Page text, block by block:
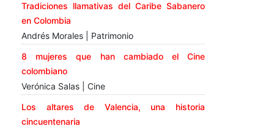
Tradiciones llamativas del Caribe Sabanero
en Colombia
Andrés Morales | Patrimonio
8 mujeres que han cambiado el Cine
colombiano
Verónica Salas | Cine
Los altares de Valencia, una historia
cincuentenaria